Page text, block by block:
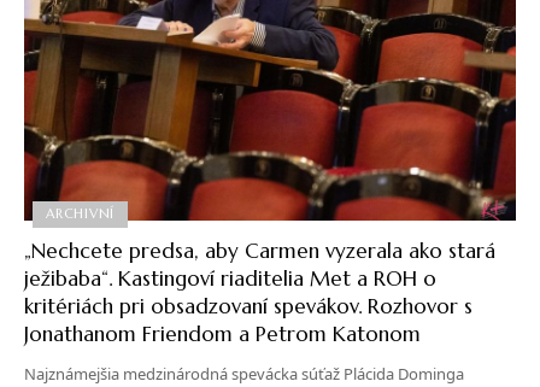
ARCHIVNÍ
„Nechcete predsa, aby Carmen vyzerala ako stará
ježibaba“. Kastingoví riaditelia Met a ROH o
kritériách pri obsadzovaní spevákov. Rozhovor s
Jonathanom Friendom a Petrom Katonom
Najznámejšia medzinárodná spevácka súťaž Plácida Dominga